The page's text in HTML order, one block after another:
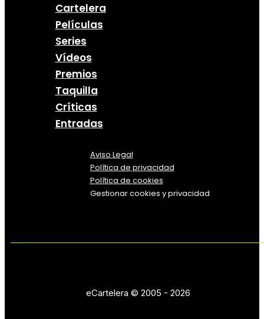
Cartelera
Películas
Series
Vídeos
Premios
Taquilla
Críticas
Entradas
Aviso Legal
Política de privacidad
Política de cookies
Gestionar cookies y privacidad
eCartelera © 2005 - 2026